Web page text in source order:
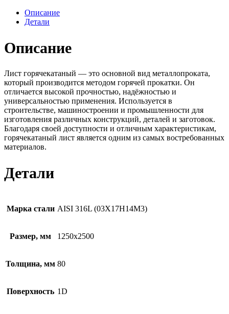
Описание
Детали
Описание
Лист горячекатаный — это основной вид металлопроката,
который производится методом горячей прокатки. Он
отличается высокой прочностью, надёжностью и
универсальностью применения. Используется в
строительстве, машиностроении и промышленности для
изготовления различных конструкций, деталей и заготовок.
Благодаря своей доступности и отличным характеристикам,
горячекатаный лист является одним из самых востребованных
материалов.
Детали
Марка стали AISI 316L (03Х17Н14М3)
Размер, мм 1250х2500
Толщина, мм 80
Поверхность 1D